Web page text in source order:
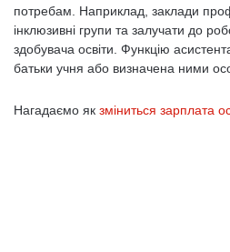
потребам. Наприклад, заклади
інклюзивні групи та залучати до
здобувача освіти. Функцію
батьки учня або визначена ними
Нагадаємо як зміниться зарплата